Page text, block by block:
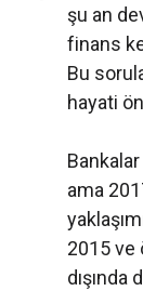
şu an
finans
Bu
hayati
ama
2015 ve